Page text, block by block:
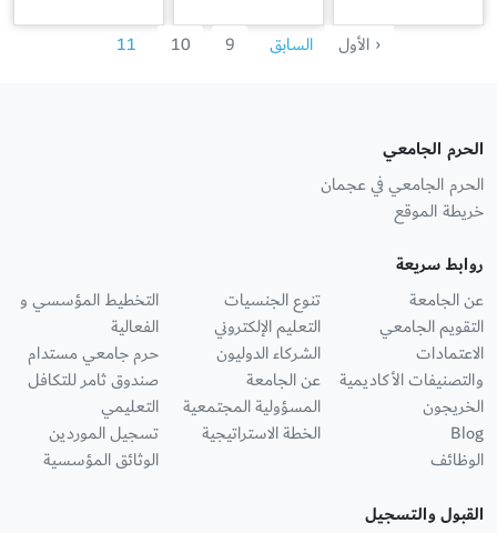
‹ الأول السابق 9
10
11
الحرم الجامعي
الحرم الجامعي في عجمان
خريطة الموقع
روابط سريعة
عن الجامعة
التقويم الجامعي
الاعتمادات
والتصنيفات الأكاديمية
الخريجون
Blog
الوظائف
تنوع الجنسيات
التعليم الإلكتروني
الشركاء الدوليون
عن الجامعة
المسؤولية المجتمعية
الخطة الاستراتيجية
التخطيط المؤسسي و
الفعالية
حرم جامعي مستدام
صندوق ثامر للتكافل
التعليمي
تسجيل الموردين
الوثائق المؤسسية
القبول والتسجيل